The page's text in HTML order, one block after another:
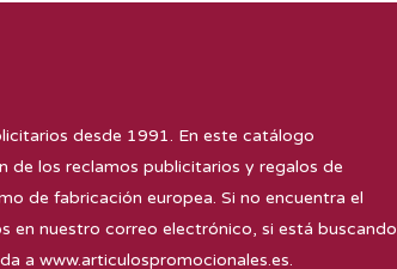
desde 1991. En este catálogo
de los reclamos publicitarios y regalos de
de fabricación europea. Si no encuentra el
en nuestro correo electrónico, si está buscando
a www.articulospromocionales.es.